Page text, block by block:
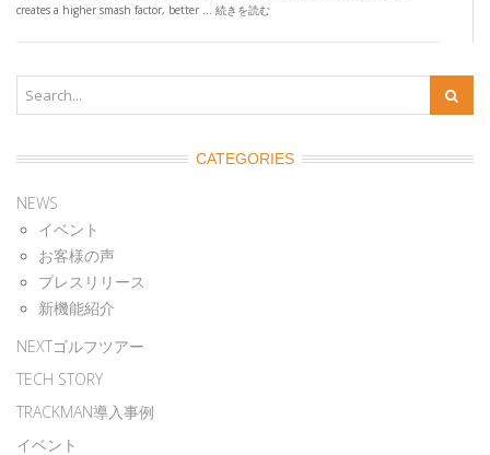
creates a higher smash factor, better … 続きを読む
CATEGORIES
NEWS
イベント
お客様の声
プレスリリース
新機能紹介
NEXTゴルフツアー
TECH STORY
TRACKMAN導入事例
イベント